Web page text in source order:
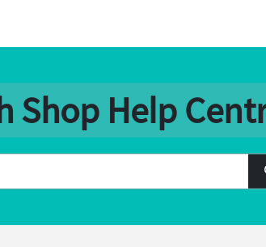
Shop Help